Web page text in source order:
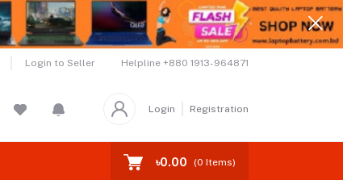
Login to Seller Helpline +880 1913-964871
Login Registration
৳0.00 (0 Items)